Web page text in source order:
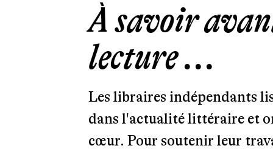
À savoir
lecture ...
Les libraires indépendants
dans l'actualité littéraire et
cœur. Pour soutenir leur